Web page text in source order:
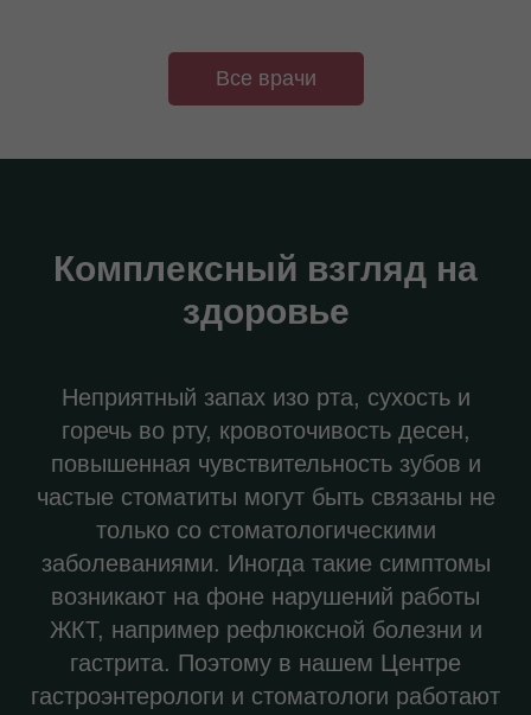
Все врачи
Комплексный взгляд на
здоровье
Неприятный запах изо рта, сухость и
горечь во рту, кровоточивость десен,
повышенная чувствительность зубов и
частые стоматиты могут быть связаны не
только со стоматологическими
заболеваниями. Иногда такие симптомы
возникают на фоне нарушений работы
ЖКТ, например рефлюксной болезни и
гастрита. Поэтому в нашем Центре
гастроэнтерологи и стоматологи работают